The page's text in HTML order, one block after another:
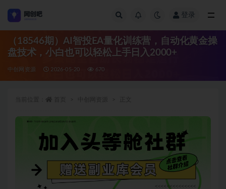
登录
（18546期）AI智投EA量化训练营，自动化黄金操
盘技术，小白也可以轻松上手日入2000+
中创网资源 2026-05-20 670